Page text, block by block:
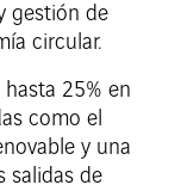
gestión de
circular.
25% en
como el
y una
salidas de